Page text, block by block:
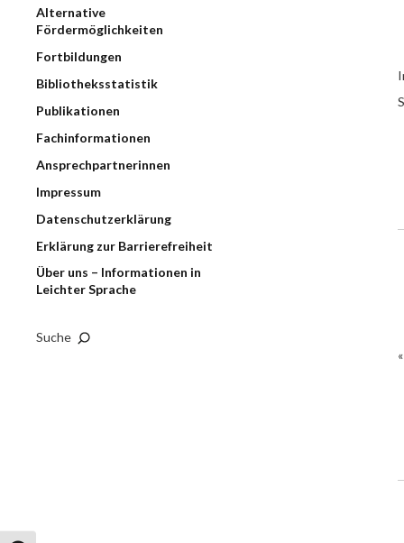
Alternative
Fördermöglichkeiten
Fortbildungen
Bibliotheksstatistik
Publikationen
Fachinformationen
Ansprechpartnerinnen
Impressum
Datenschutzerklärung
Erklärung zur Barrierefreiheit
Über uns – Informationen in
Leichter Sprache
Suche